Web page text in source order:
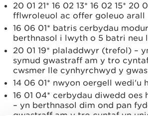
20 01 21* 16 02 13* 16 02 15* 20
fflwroleuol ac offer goleuo arall
16 06 01* batris cerbydau
berthnasol i lwyth o 5 batri neu
20 01 19* plaladdwyr (trefol) –
symud gwastraff am y tro
cwsmer lle cynhyrchwyd y
14 06 01* nwyon oergell wedi'u
16 01 04* cerbydau diwedd oes
– yn berthnasol dim ond pan